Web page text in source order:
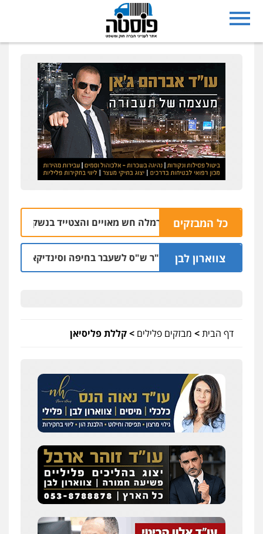
כל המבזקים
מסיבת הנובה מרמלה חש מאויים והצטייד בנשק ללא רישיון
צווארון לבן
כתב אישום: יו"ר ש"ס לשעבר בחיפה וסינדיקאט
דף הבית> מבזקים פלילים >קללת פליסיאן